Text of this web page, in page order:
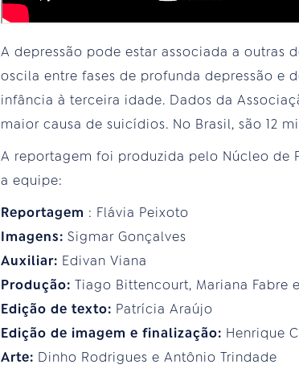
A depressão pode estar associada a
oscila entre fases de profunda depressão e
infância à terceira idade. Dados da
maior causa de suicídios. No Brasil, são 12
A reportagem foi produzida pelo Núcleo de
a equipe:
Reportagem : Flávia Peixoto
Imagens: Sigmar Gonçalves
Auxiliar: Edivan Viana
Produção: Tiago Bittencourt, Mariana Fabre
Edição de texto: Patrícia Araújo
Edição de imagem e finalização: Henrique
Arte: Dinho Rodrigues e Antônio Trindade